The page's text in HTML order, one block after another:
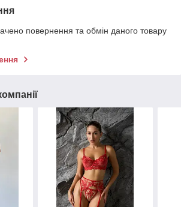
повернення та обмін даного товару